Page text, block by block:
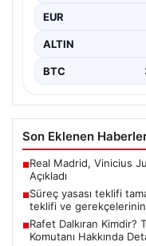
EUR
ALTIN
BTC
Son Eklenen
■Real Madrid, Vinicius
Açıkladı
■Süreç yasası teklifi
teklifi ve
■Rafet Dalkıran Kimdir?
Komutanı Hakkında